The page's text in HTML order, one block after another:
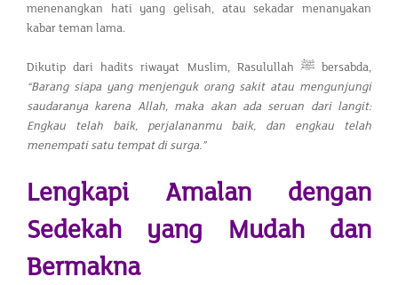
menenangkan hati yang gelisah, atau sekadar menanyakan
kabar teman lama.
Dikutip dari hadits riwayat Muslim, Rasulullah ﷺ bersabda,
“Barang siapa yang menjenguk orang sakit atau mengunjungi
saudaranya karena Allah, maka akan ada seruan dari langit:
Engkau telah baik, perjalananmu baik, dan engkau telah
menempati satu tempat di surga.”
Lengkapi Amalan dengan
Sedekah yang Mudah dan
Bermakna